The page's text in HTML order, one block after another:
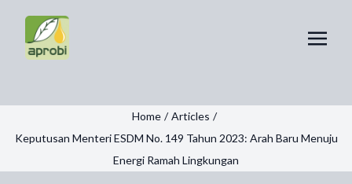
Home / Articles /
Keputusan Menteri ESDM No. 149 Tahun 2023: Arah Baru Menuju
Energi Ramah Lingkungan